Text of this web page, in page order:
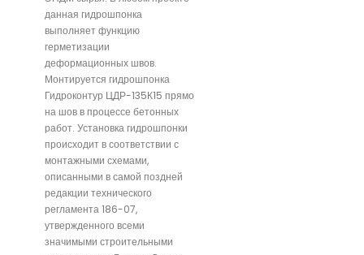
данная гидрошпонка
выполняет функцию
герметизации
деформационных швов.
Монтируется гидрошпонка
Гидроконтур ЦДР-135К15 прямо
на шов в процессе бетонных
работ. Установка гидрошпонки
происходит в соответствии с
монтажными схемами,
описанными в самой поздней
редакции технического
регламента 186-07,
утвержденного всеми
значимыми строительными